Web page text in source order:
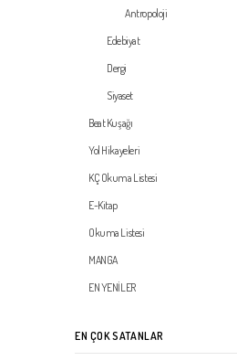
Antropoloji
Edebiyat
Dergi
Siyaset
Beat Kuşağı
Yol Hikayeleri
KÇ Okuma Listesi
E-Kitap
Okuma Listesi
MANGA
EN YENİLER
EN ÇOK SATANLAR